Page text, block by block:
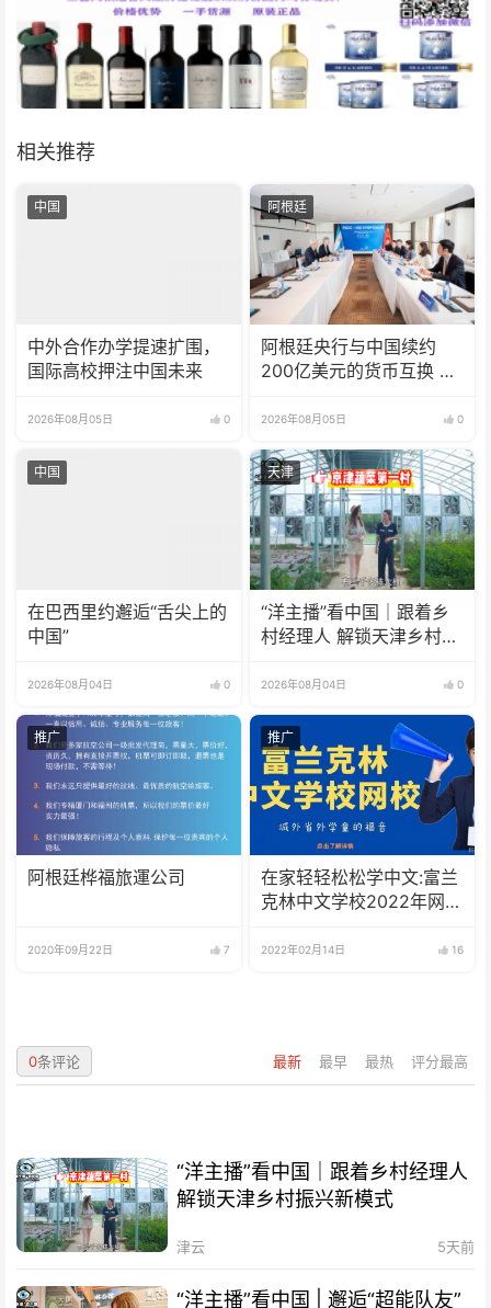
相关推荐
中国
中外合作办学提速扩围，
国际高校押注中国未来
2026年08月05日 0
阿根廷
阿根廷央行与中国续约
200亿美元的货币互换 有
2026年08月05日 0
中国
在巴西里约邂逅“舌尖上的
中国”
2026年08月04日 0
天津
“洋主播”看中国｜跟着乡
村经理人 解锁天津乡村振
2026年08月04日 0
推广
阿根廷桦福旅運公司
2020年09月22日 7
推广
在家轻轻松松学中文:富兰
克林中文学校2022年网校
2022年02月14日 16
最新 最早 最热 评分最高
0条评论
“洋主播”看中国｜跟着乡村经理人
解锁天津乡村振兴新模式
津云 5天前
“洋主播”看中国 | 邂逅“超能队友”